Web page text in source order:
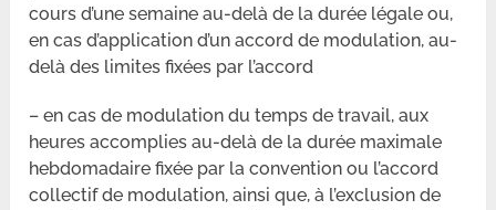
cours d’une semaine au-delà de la durée légale ou,
en cas d’application d’un accord de modulation, au-
delà des limites fixées par l’accord
– en cas de modulation du temps de travail, aux
heures accomplies au-delà de la durée maximale
hebdomadaire fixée par la convention ou l’accord
collectif de modulation, ainsi que, à l’exclusion de